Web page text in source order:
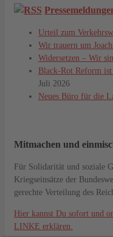
Urteil zum
Wir trauern um
Widersetzen – Wir
Black-Rot Reform
Juli 2026
Neues Büro für die
Mitmachen und
Für Solidarität und soziale
Kriegseinsätze der
gerechte Verteilung des
Hier kannst Du sofort und
LINKE erklären.